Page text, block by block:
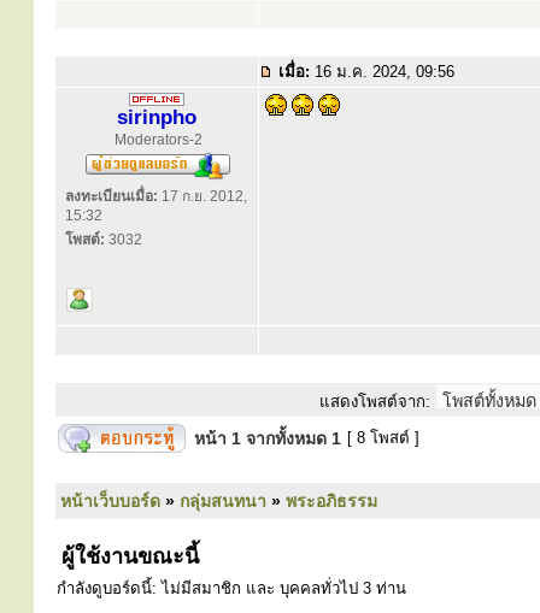
เมื่อ: 16 ม.ค. 2024, 09:56
sirinpho
Moderators-2
ลงทะเบียนเมื่อ: 17 ก.ย. 2012,
15:32
โพสต์: 3032
แสดงโพสต์จาก:
หน้า 1 จากทั้งหมด 1 [ 8 โพสต์ ]
หน้าเว็บบอร์ด » กลุ่มสนทนา » พระอภิธรรม
ผู้ใช้งานขณะนี้
กำลังดูบอร์ดนี้: ไม่มีสมาชิก และ บุคคลทั่วไป 3 ท่าน